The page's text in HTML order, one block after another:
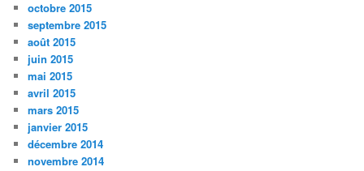
octobre 2015
septembre 2015
août 2015
juin 2015
mai 2015
avril 2015
mars 2015
janvier 2015
décembre 2014
novembre 2014